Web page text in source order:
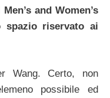
and Women’s
spazio riservato ai
Wang. Certo, non
possibile ed